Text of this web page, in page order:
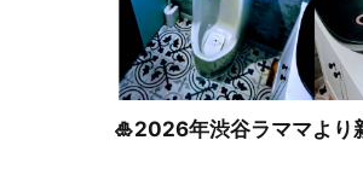
🎍2026年渋谷ラママより